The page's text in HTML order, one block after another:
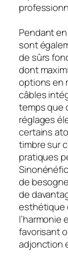
Pendant
sont
de sûrs
dont
options en
câbles
temps que
réglages
certains
timbre sur
pratiques
de
de
esthétique
l’harmonie
favorisant
adjonction